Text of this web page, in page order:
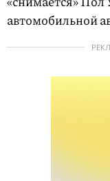
автомобильной